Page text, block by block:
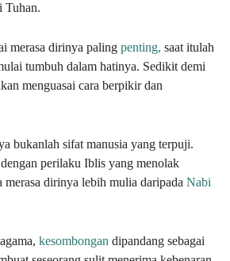
Tuhan.
merasa dirinya paling penting, saat itulah
tumbuh dalam hatinya. Sedikit demi
menguasai cara berpikir dan
bukanlah sifat manusia yang terpuji.
perilaku Iblis yang menolak
merasa dirinya lebih mulia daripada Nabi
kesombongan dipandang sebagai